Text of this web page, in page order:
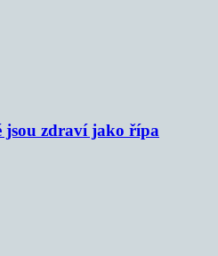
jsou zdraví jako řípa